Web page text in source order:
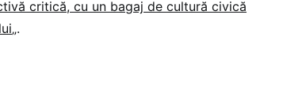
critică, cu un bagaj de cultură civică
„.